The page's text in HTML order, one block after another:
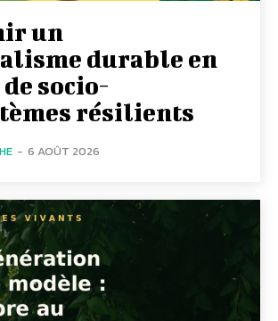
un
durable en
socio-
résilients
- 6 AOÛT 2026